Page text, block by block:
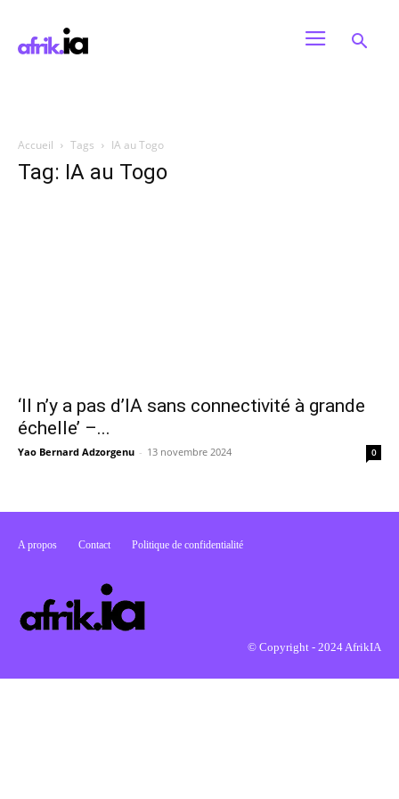
Accueil Tags IA au Togo
Tag: IA au Togo
‘Il n’y a pas d’IA sans connectivité à grande
échelle’ –...
Yao Bernard Adzorgenu - 13 novembre 2024 0
A propos Contact Politique de confidentialité
© Copyright - 2024 AfrikIA